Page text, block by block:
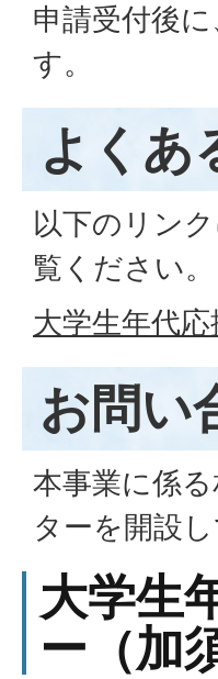
申請受付後
す。
よくあ
以下のリン
覧ください。
大学生年代
お問い
本事業に係
ターを開設し
大学生
ー（加